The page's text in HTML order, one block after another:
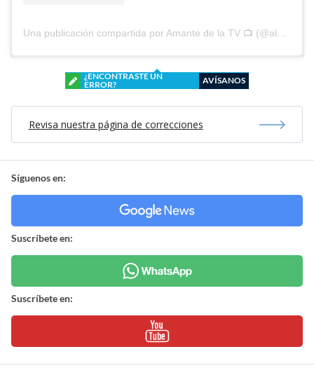
Una publicación compartida por Amante de la TV 📺 (@alguien_te_observa)
¿ENCONTRASTE UN
ERROR?
AVÍSANOS
Revisa nuestra página de correcciones
Síguenos en:
Suscríbete en:
Suscríbete en: